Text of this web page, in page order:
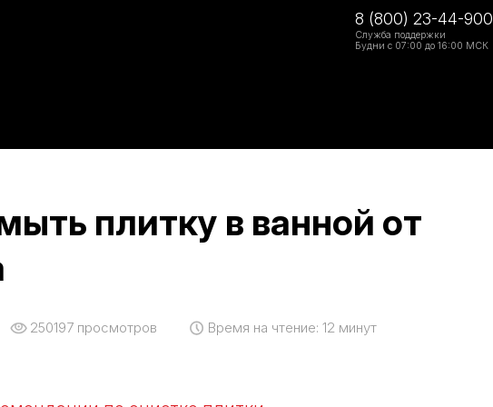
8 (800) 23-44-900
Служба поддержки
Будни с 07:00 до 16:00 МСК
плитку в ванной от
250197просмотров Время на чтение:12 минут